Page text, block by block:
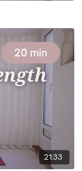
21:33